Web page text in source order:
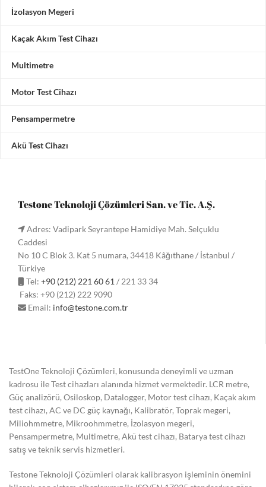
İzolasyon Megeri
Kaçak Akım Test Cihazı
Multimetre
Motor Test Cihazı
Pensampermetre
Akü Test Cihazı
Testone Teknoloji Çözümleri San. ve Tic. A.Ş.
Adres: Vadipark Seyrantepe Hamidiye Mah. Selçuklu
Caddesi
No 10 C Blok 3. Kat 5 numara, 34418 Kâğıthane / İstanbul /
Türkiye
Tel: +90 (212) 221 60 61 / 221 33 34
Faks: +90 (212) 222 9090
Email: info@testone.com.tr
TestOne Teknoloji Çözümleri, konusunda deneyimli ve uzman
kadrosu ile Test cihazları alanında hizmet vermektedir. LCR metre,
Güç analizörü, Osiloskop, Datalogger, Motor test cihazı, Kaçak akım
test cihazı, AC ve DC güç kaynağı, Kalibratör, Toprak megeri,
Miliohmmetre, Mikroohmmetre, İzolasyon megeri,
Pensampermetre, Multimetre, Akü test cihazı, Batarya test cihazı
satış ve teknik servis hizmetleri.
Testone Teknoloji Çözümleri olarak kalibrasyon işleminin önemini